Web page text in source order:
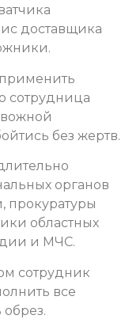
доставщика
сотрудница
без жертв.
органов
прокуратуры
областных
и МЧС.
сотрудник
все